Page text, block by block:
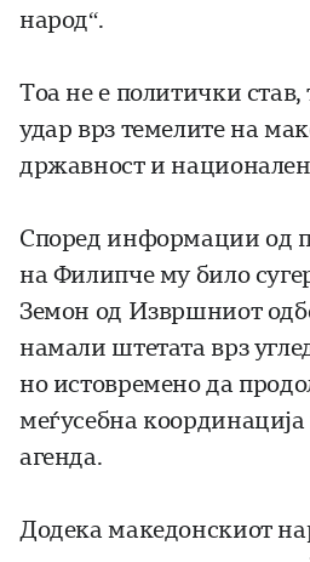
народ“.
Тоа не е политички
удар врз темелите на
државност и
Според информации од
на Филипче му било
Земон од Извршниот
намали штетата врз
но истовремено да
меѓусебна
агенда.
Додека македонскиот